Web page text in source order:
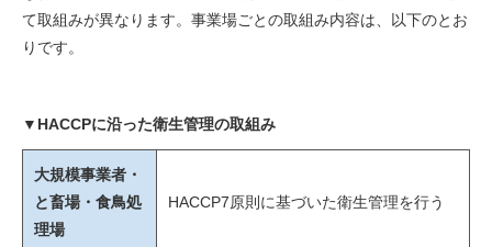
て取組みが異なります。事業場ごとの取組み内容は、以下のとお
りです。
▼HACCPに沿った衛生管理の取組み
大規模事業者・
と畜場・食鳥処
理場
HACCP7原則に基づいた衛生管理を行う